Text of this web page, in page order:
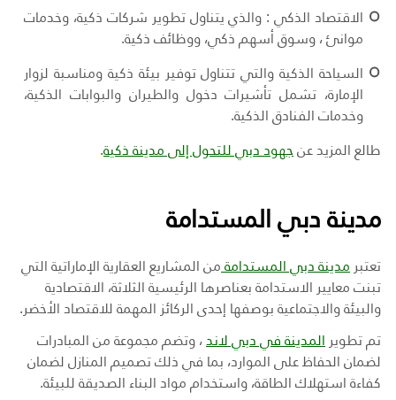
الاقتصاد الذكي : والذي يتناول تطوير شركات ذكية، وخدمات
موانئ ، وسوق أسهم ذكي، ووظائف ذكية.
السياحة الذكية والتي تتناول توفير بيئة ذكية ومناسبة لزوار
الإمارة، تشمل تأشيرات دخول والطيران والبوابات الذكية،
وخدمات الفنادق الذكية.
طالع المزيد عن جهود دبي للتحول إلى مدينة ذكية.
مدينة دبي المستدامة
تعتبر مدينة دبي المستدامة من المشاريع العقارية الإماراتية التي
تبنت معايير الاستدامة بعناصرها الرئيسية الثلاثة، الاقتصادية
والبيئة والاجتماعية بوصفها إحدى الركائز المهمة للاقتصاد الأخضر.
تم تطوير المدينة في دبي لاند، وتضم مجموعة من المبادرات
لضمان الحفاظ على الموارد، بما في ذلك تصميم المنازل لضمان
كفاءة استهلاك الطاقة، واستخدام مواد البناء الصديقة للبيئة.